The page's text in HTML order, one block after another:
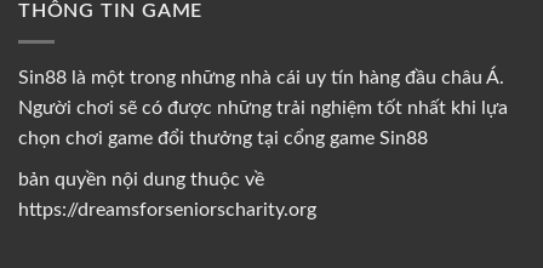
THÔNG TIN GAME
Sin88 là một trong những nhà cái uy tín hàng đầu châu Á.
Người chơi sẽ có được những trải nghiệm tốt nhất khi lựa
chọn chơi game đổi thưởng tại cổng game Sin88
bản quyền nội dung thuộc về
https://dreamsforseniorscharity.org